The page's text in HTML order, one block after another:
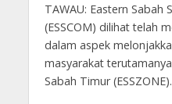
TAWAU: Eastern Sabah
(ESSCOM) dilihat telah
dalam aspek
masyarakat
Sabah Timur (ESSZONE).